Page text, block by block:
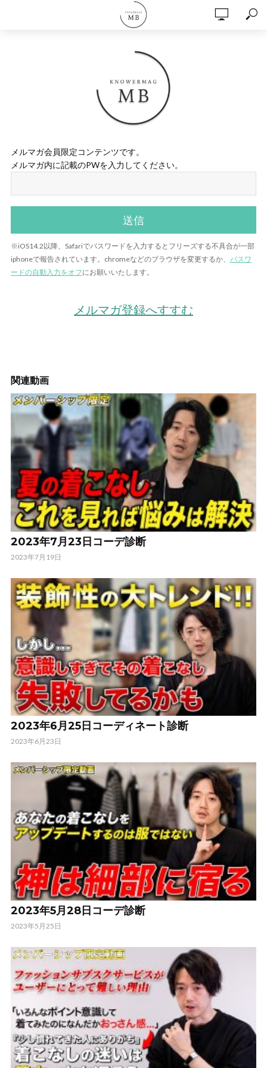
メルマガ会員限定コンテンツです。
メルマガ内に記載のPWを入力してください。
※iOS14.2以降、Safariでパスワードを入力するとフリーズする不具合が一部
iphoneで報告されています。chromeなどのブラウザを変更するか、 パスワ
ードの自動入力をオフにお願いいたします。
メルマガ登録へすすむ
関連動画
2023年7月23日コーデ診断
2023年7月19日
2023年6月25日コーディネート診断
2023年6月23日
2023年5月28日コーデ診断
2023年5月25日